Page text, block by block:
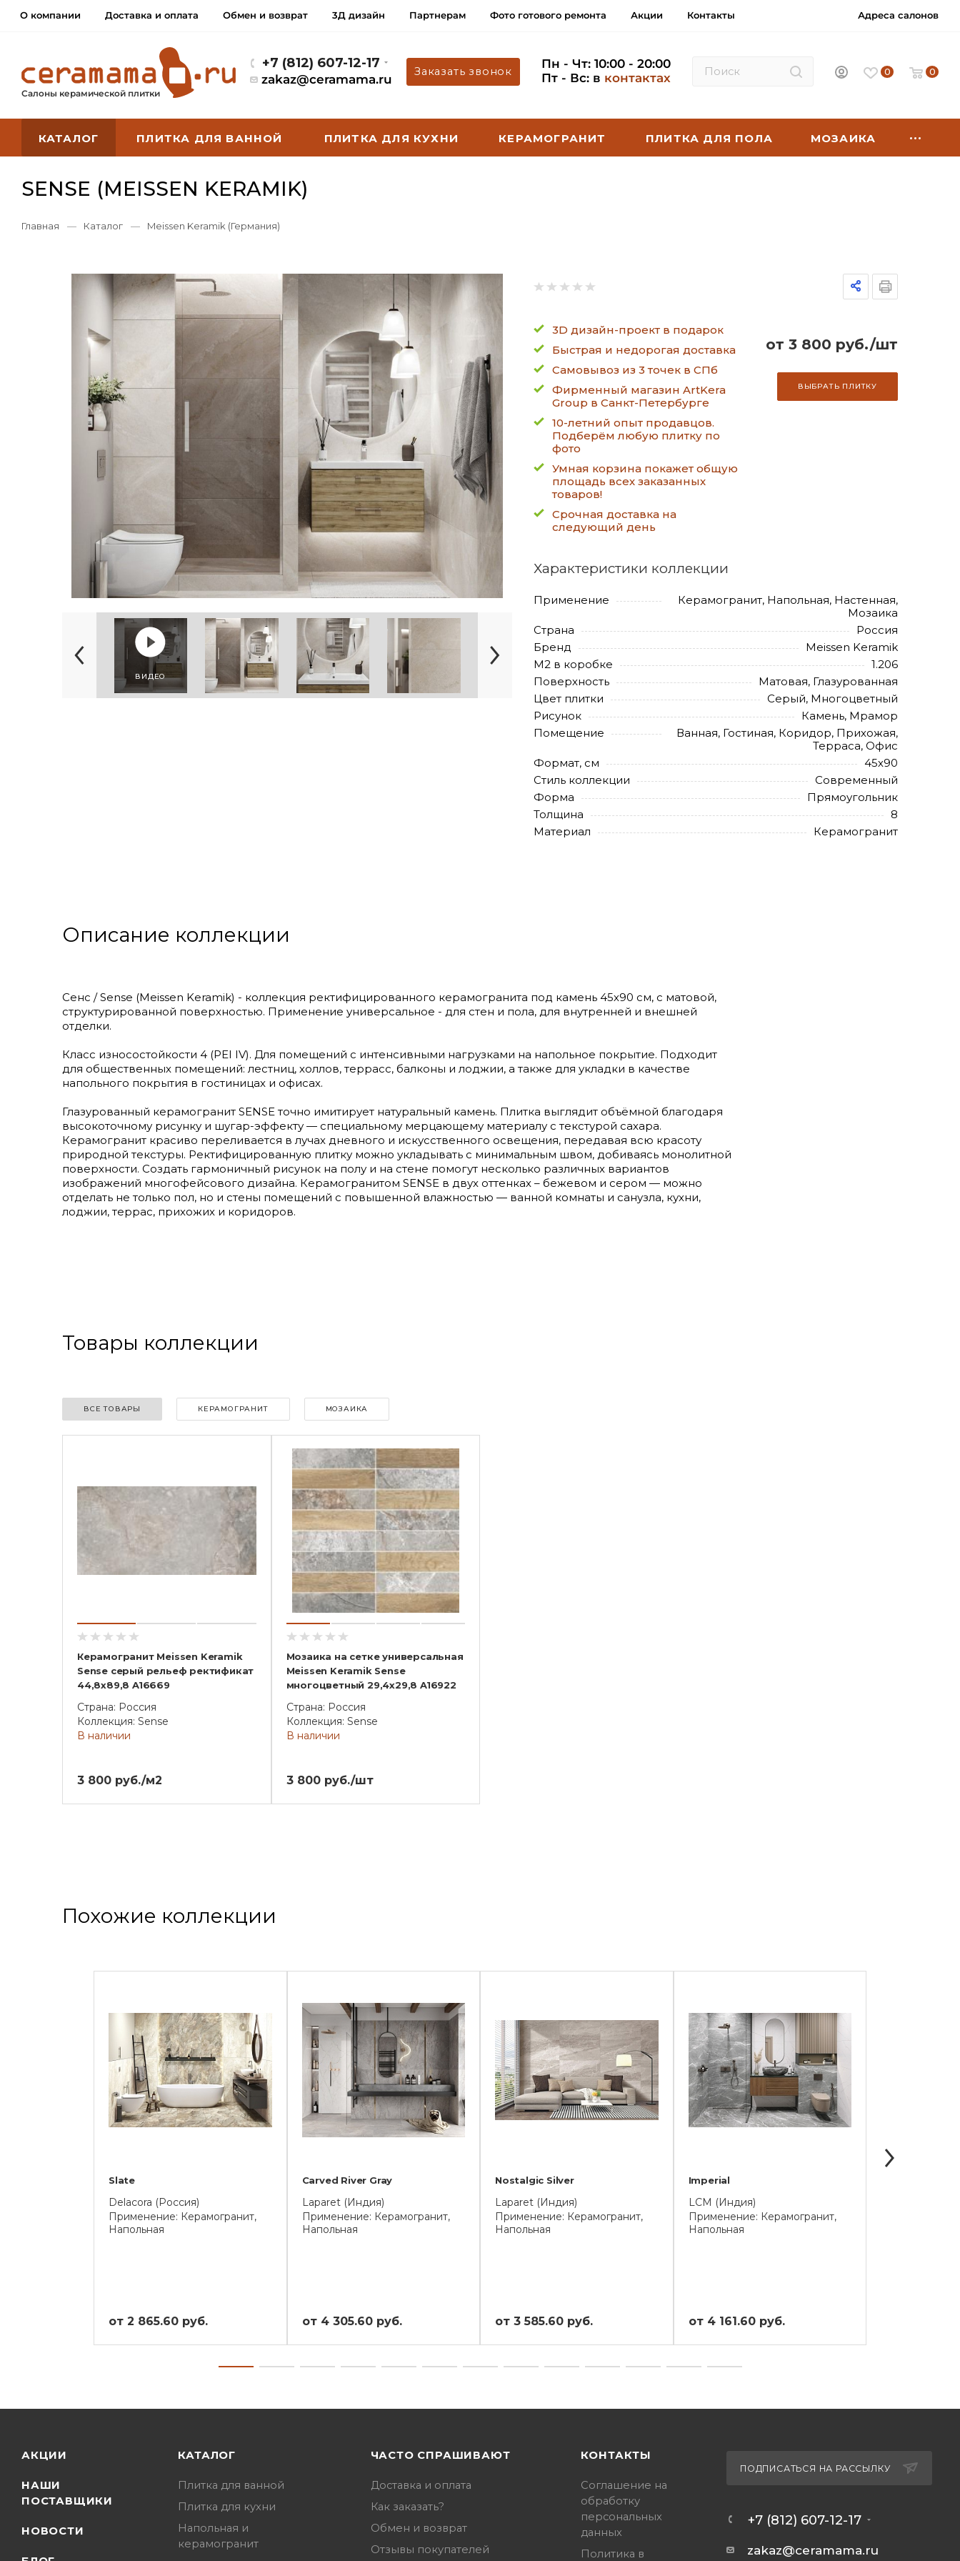
О компании Доставка и оплата Обмен и возврат 3Д дизайн Партнерам Фото готового ремонта Акции Контакты Адреса салонов
Салоны керамической плитки
+7 (812) 607-12-17
zakaz@ceramama.ru
Заказать звонок
Пн - Чт: 10:00 - 20:00
Пт - Вс: в контактах 0 0
КАТАЛОГ ПЛИТКА ДЛЯ ВАННОЙ ПЛИТКА ДЛЯ КУХНИ КЕРАМОГРАНИТ ПЛИТКА ДЛЯ ПОЛА МОЗАИКА
SENSE (MEISSEN KERAMIK)
Главная — Каталог — Meissen Keramik (Германия)
ВИДЕО
3D дизайн-проект в подарок
Быстрая и недорогая доставка
Самовывоз из 3 точек в СПб
Фирменный магазин ArtKera
Group в Санкт-Петербурге
10-летний опыт продавцов.
Подберём любую плитку по
фото
Умная корзина покажет общую
площадь всех заказанных
товаров!
Срочная доставка на
следующий день
от 3 800 руб./шт
ВЫБРАТЬ ПЛИТКУ
Характеристики коллекции
Применение
Керамогранит, Напольная, Настенная,
Мозаика
Страна
Россия
Бренд
Meissen Keramik
М2 в коробке
1.206
Поверхность
Матовая, Глазурованная
Цвет плитки
Серый, Многоцветный
Рисунок
Камень, Мрамор
Помещение
Ванная, Гостиная, Коридор, Прихожая,
Терраса, Офис
Формат, см
45х90
Стиль коллекции
Современный
Форма
Прямоугольник
Толщина
8
Материал
Керамогранит
Описание коллекции
Сенс / Sense (Meissen Keramik) - коллекция ректифицированного керамогранита под камень 45х90 см, с матовой,
структурированной поверхностью. Применение универсальное - для стен и пола, для внутренней и внешней
отделки.
Класс износостойкости 4 (PEI IV). Для помещений с интенсивными нагрузками на напольное покрытие. Подходит
для общественных помещений: лестниц, холлов, террасс, балконы и лоджии, а также для укладки в качестве
напольного покрытия в гостиницах и офисах.
Глазурованный керамогранит SENSE точно имитирует натуральный камень. Плитка выглядит объёмной благодаря
высокоточному рисунку и шугар-эффекту — специальному мерцающему материалу с текстурой сахара.
Керамогранит красиво переливается в лучах дневного и искусственного освещения, передавая всю красоту
природной текстуры. Ректифицированную плитку можно укладывать с минимальным швом, добиваясь монолитной
поверхности. Создать гармоничный рисунок на полу и на стене помогут несколько различных вариантов
изображений многофейсового дизайна. Керамогранитом SENSE в двух оттенках – бежевом и сером — можно
отделать не только пол, но и стены помещений с повышенной влажностью — ванной комнаты и санузла, кухни,
лоджии, террас, прихожих и коридоров.
Товары коллекции
ВСЕ ТОВАРЫ КЕРАМОГРАНИТ МОЗАИКА
Керамогранит Meissen Keramik
Sense серый рельеф ректификат
44,8x89,8 A16669
Страна: Россия
Коллекция: Sense
В наличии
3 800 руб./м2
Мозаика на сетке универсальная
Meissen Keramik Sense
многоцветный 29,4x29,8 A16922
Страна: Россия
Коллекция: Sense
В наличии
3 800 руб./шт
Похожие коллекции
Slate
Delacora (Россия)
Применение: Керамогранит,
Напольная
от 2 865.60 руб.
Carved River Gray
Laparet (Индия)
Применение: Керамогранит,
Напольная
от 4 305.60 руб.
Nostalgic Silver
Laparet (Индия)
Применение: Керамогранит,
Напольная
от 3 585.60 руб.
Imperial
LCM (Индия)
Применение: Керамогранит,
Напольная
от 4 161.60 руб.
АКЦИИ
НАШИ
ПОСТАВЩИКИ
НОВОСТИ
КАТАЛОГ
Плитка для ванной
Плитка для кухни
Напольная и
керамогранит
ЧАСТО СПРАШИВАЮТ
Доставка и оплата
Как заказать?
Обмен и возврат
Отзывы покупателей
КОНТАКТЫ
Соглашение на
обработку
персональных
данных
Политика в
ПОДПИСАТЬСЯ НА РАССЫЛКУ
+7 (812) 607-12-17
zakaz@ceramama.ru